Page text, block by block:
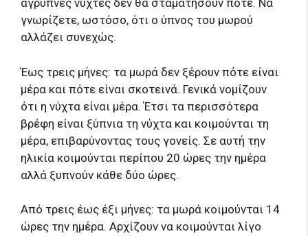
άγρυπνες νύχτες δεν θα σταματήσουν ποτέ. Να
γνωρίζετε, ωστόσο, ότι ο ύπνος του μωρού
αλλάζει συνεχώς.
Έως τρεις μήνες: τα μωρά δεν ξέρουν πότε είναι
μέρα και πότε είναι σκοτεινά. Γενικά νομίζουν
ότι η νύχτα είναι μέρα. Έτσι τα περισσότερα
βρέφη είναι ξύπνια τη νύχτα και κοιμούνται τη
μέρα, επιβαρύνοντας τους γονείς. Σε αυτή την
ηλικία κοιμούνται περίπου 20 ώρες την ημέρα
αλλά ξυπνούν κάθε δύο ώρες.
Από τρεις έως έξι μήνες: τα μωρά κοιμούνται 14
ώρες την ημέρα. Αρχίζουν να κοιμούνται λίγο